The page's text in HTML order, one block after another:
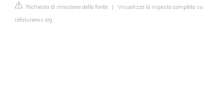
Richiesta di rimozione della fonte | Visualizza la risposta completa su
cefalunews.org